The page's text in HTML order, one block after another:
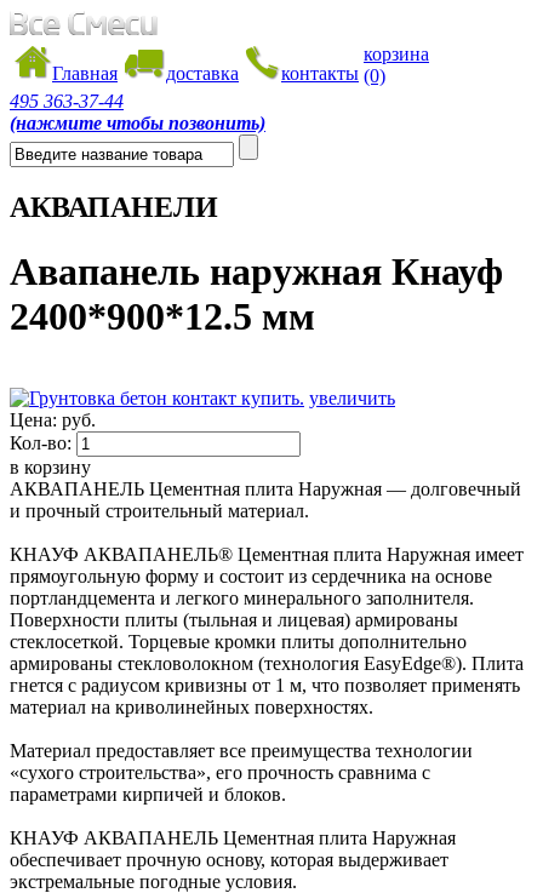
Главная доставка контакты
корзина
(0)
495 363-37-44
(нажмите чтобы позвонить)
АКВАПАНЕЛИ
Авапанель наружная Кнауф
2400*900*12.5 мм
увеличить
Цена: руб.
Кол-во:
в корзину
АКВАПАНЕЛЬ Цементная плита Наружная — долговечный
и прочный строительный материал.
КНАУФ АКВАПАНЕЛЬ® Цементная плита Наружная имеет
прямоугольную форму и состоит из сердечника на основе
портландцемента и легкого минерального заполнителя.
Поверхности плиты (тыльная и лицевая) армированы
стеклосеткой. Торцевые кромки плиты дополнительно
армированы стекловолокном (технология EasyEdge®). Плита
гнется с радиусом кривизны от 1 м, что позволяет применять
материал на криволинейных поверхностях.
Материал предоставляет все преимущества технологии
«сухого строительства», его прочность сравнима с
параметрами кирпичей и блоков.
КНАУФ АКВАПАНЕЛЬ Цементная плита Наружная
обеспечивает прочную основу, которая выдерживает
экстремальные погодные условия.